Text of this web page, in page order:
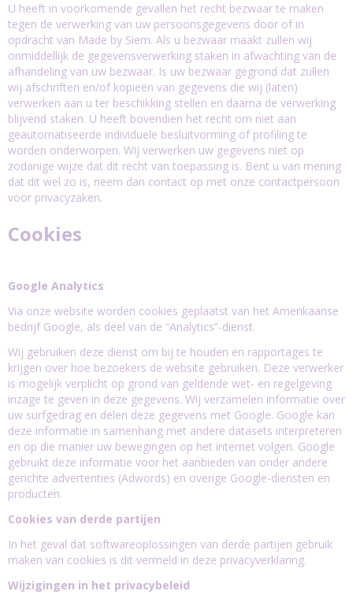
U heeft in voorkomende gevallen het recht bezwaar te maken
tegen de verwerking van uw persoonsgegevens door of in
opdracht van Made by Siem. Als u bezwaar maakt zullen wij
onmiddellijk de gegevensverwerking staken in afwachting van de
afhandeling van uw bezwaar. Is uw bezwaar gegrond dat zullen
wij afschriften en/of kopieën van gegevens die wij (laten)
verwerken aan u ter beschikking stellen en daarna de verwerking
blijvend staken. U heeft bovendien het recht om niet aan
geautomatiseerde individuele besluitvorming of profiling te
worden onderworpen. Wij verwerken uw gegevens niet op
zodanige wijze dat dit recht van toepassing is. Bent u van mening
dat dit wel zo is, neem dan contact op met onze contactpersoon
voor privacyzaken.
Cookies
Google Analytics
Via onze website worden cookies geplaatst van het Amerikaanse
bedrijf Google, als deel van de “Analytics”-dienst.
Wij gebruiken deze dienst om bij te houden en rapportages te
krijgen over hoe bezoekers de website gebruiken. Deze verwerker
is mogelijk verplicht op grond van geldende wet- en regelgeving
inzage te geven in deze gegevens. Wij verzamelen informatie over
uw surfgedrag en delen deze gegevens met Google. Google kan
deze informatie in samenhang met andere datasets interpreteren
en op die manier uw bewegingen op het internet volgen. Google
gebruikt deze informatie voor het aanbieden van onder andere
gerichte advertenties (Adwords) en overige Google-diensten en
producten.
Cookies van derde partijen
In het geval dat softwareoplossingen van derde partijen gebruik
maken van cookies is dit vermeld in deze privacyverklaring.
Wijzigingen in het privacybeleid